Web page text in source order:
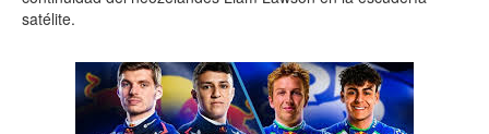
satélite.